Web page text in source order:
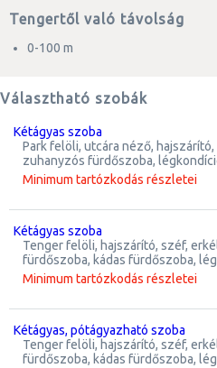
Tengertől való távolság
0-100 m
Választható szobák
kétágyas szoba
park felöli, utcára néző, hajszárító, széf, wi-fi, telefon, tv,
zuhanyzós fürdőszoba,
Minimum tartózkodás részletei
kétágyas szoba
tenger felöli, hajszárító, széf, erkély, wi-fi, telefon, tv, zuhanyzós
fürdőszoba, kádas fürdőszoba,
Minimum tartózkodás részletei
kétágyas, pótágyazható szoba
tenger felöli, hajszárító, széf, erkély, wi-fi, telefon, tv, zuhanyzós
fürdőszoba, kádas fürdőszoba,